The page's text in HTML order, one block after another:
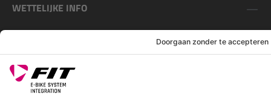
WETTELIJKE INFO
SERVICE